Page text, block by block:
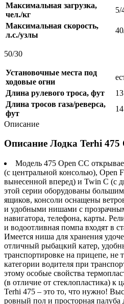
Максимальная загрузка,
чел./кг
5/
Максимальная скорость,
л.с./узлы
50/30
Установочные места под
ходовые огни
Длина рулевого троса, фут
13
Длина тросов газа/реверса,
фут
14
Описание
Описание Лодка Terhi 475
Модель 475 Open СC
(с центральной консолью), Open
вынесенной вперед) и Twin C (c
этой серии оборудованы
ящиков, консоли оснащены
и удобными нишами с
навигатора, телефона, карты.
и водоотливная помпа входят в
Имеется ниша для хранения
отличный рыбацкий катер,
транспортировке на прицепе,
категории водителя при
этому особые свойства
(в отличие от стеклопластика) к
Terhi 475 – это то, что нужно!
ровный пол и просторная палуба